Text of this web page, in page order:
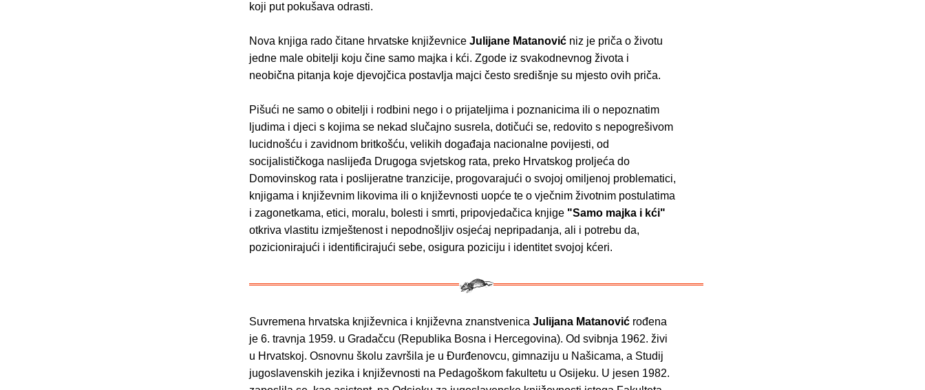
koji put pokušava odrasti.
Nova knjiga rado čitane hrvatske književnice Julijane Matanović niz je priča o životu
jedne male obitelji koju čine samo majka i kći. Zgode iz svakodnevnog života i
neobična pitanja koje djevojčica postavlja majci često središnje su mjesto ovih priča.
Pišući ne samo o obitelji i rodbini nego i o prijateljima i poznanicima ili o nepoznatim
ljudima i djeci s kojima se nekad slučajno susrela, dotičući se, redovito s nepogrešivom
lucidnošću i zavidnom britkošću, velikih događaja nacionalne povijesti, od
socijalističkoga naslijeđa Drugoga svjetskog rata, preko Hrvatskog proljeća do
Domovinskog rata i poslijeratne tranzicije, progovarajući o svojoj omiljenoj problematici,
knjigama i književnim likovima ili o književnosti uopće te o vječnim životnim postulatima
i zagonetkama, etici, moralu, bolesti i smrti, pripovjedačica knjige "Samo majka i kći"
otkriva vlastitu izmještenost i nepodnošljiv osjećaj nepripadanja, ali i potrebu da,
pozicionirajući i identificirajući sebe, osigura poziciju i identitet svojoj kćeri.
Suvremena hrvatska književnica i književna znanstvenica Julijana Matanović rođena
je 6. travnja 1959. u Gradačcu (Republika Bosna i Hercegovina). Od svibnja 1962. živi
u Hrvatskoj. Osnovnu školu završila je u Đurđenovcu, gimnaziju u Našicama, a Studij
jugoslavenskih jezika i književnosti na Pedagoškom fakultetu u Osijeku. U jesen 1982.